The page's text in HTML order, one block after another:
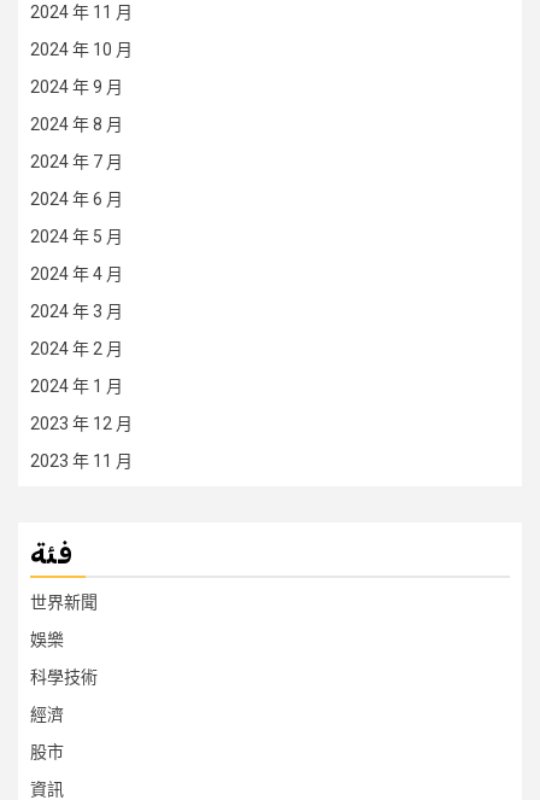
2024 年 11 月
2024 年 10 月
2024 年 9 月
2024 年 8 月
2024 年 7 月
2024 年 6 月
2024 年 5 月
2024 年 4 月
2024 年 3 月
2024 年 2 月
2024 年 1 月
2023 年 12 月
2023 年 11 月
فئة
世界新聞
娛樂
科學技術
經濟
股市
資訊